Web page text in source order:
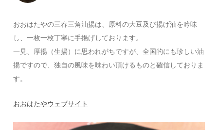
おおはたやの三春三角油揚は、原料の大豆及び揚げ油を吟味
し、一枚一枚丁寧に手揚げしております。
一見、厚揚（生揚）に思われがちですが、全国的にも珍しい油
揚ですので、独自の風味を味わい頂けるものと確信しておりま
す。
おおはたやウェブサイト